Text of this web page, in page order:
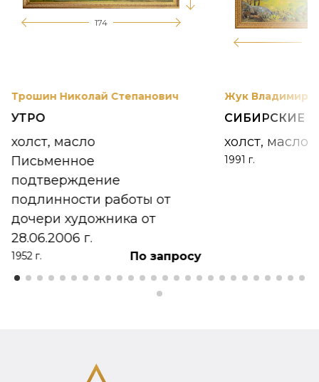
174
Трошин Николай Степанович
УТРО
холст, масло
Письменное
подтверждение
подлинности работы от
дочери художника от
28.06.2006 г.
1952 г. По запросу
Жук Владимир
СИБИРСКИЕ
холст, масло
1991 г.